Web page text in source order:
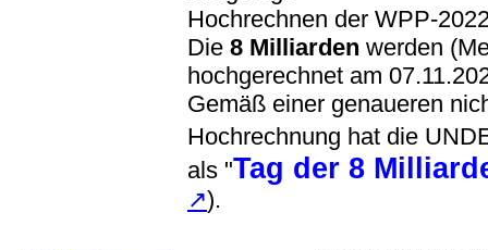
Hochrechnen der WPP-
Die 8 Milliarden werden
hochgerechnet am
Gemäß einer genaueren
Hochrechnung hat die
als "Tag der 8
↗).